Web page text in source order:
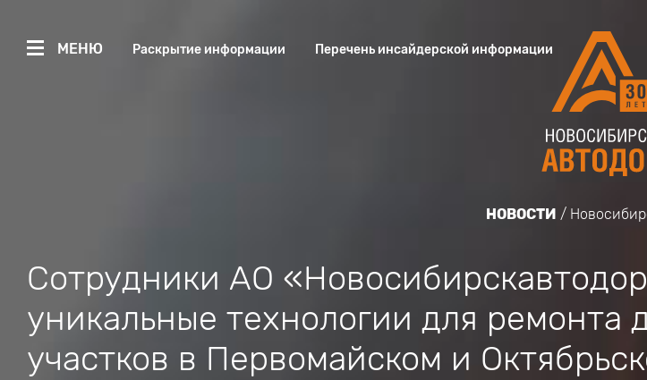
МЕНЮ Раскрытие информации Перечень инсайдерской информации
НОВОСТИ
Сотрудники АО
уникальные технологии для ремонта
участков в Первомайском и